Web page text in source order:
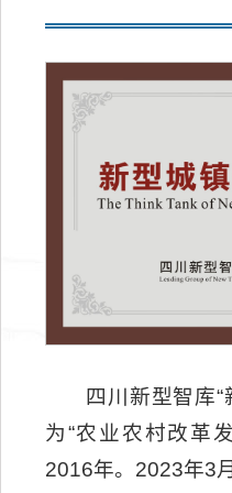
四川新型智库
为“农业农村改革
2016年。2023年3